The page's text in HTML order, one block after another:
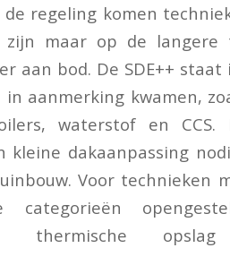
regeling komen
maar op de langere
aan bod. De SDE++ staat
aanmerking kwamen,
waterstof en CCS.
kleine dakaanpassing
Voor technieken
thermische